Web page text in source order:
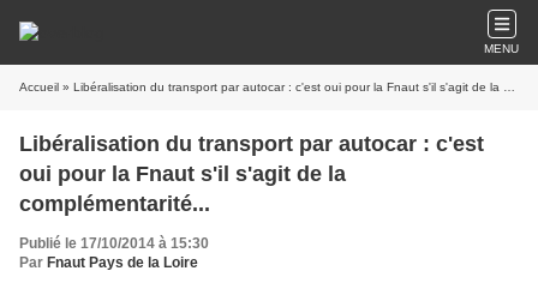
MENU
Accueil » Libéralisation du transport par autocar : c'est oui pour la Fnaut s'il s'agit de la complémentarité...
Libéralisation du transport par autocar : c'est
oui pour la Fnaut s'il s'agit de la
complémentarité...
Publié le 17/10/2014 à 15:30
Par Fnaut Pays de la Loire